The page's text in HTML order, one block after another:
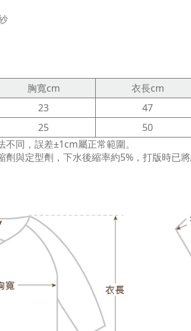
胸寬cm 衣長cm
23 47
25 50
同，誤差±1cm屬正常範圍。
與定型劑，下水後縮率約5%，打版時已將